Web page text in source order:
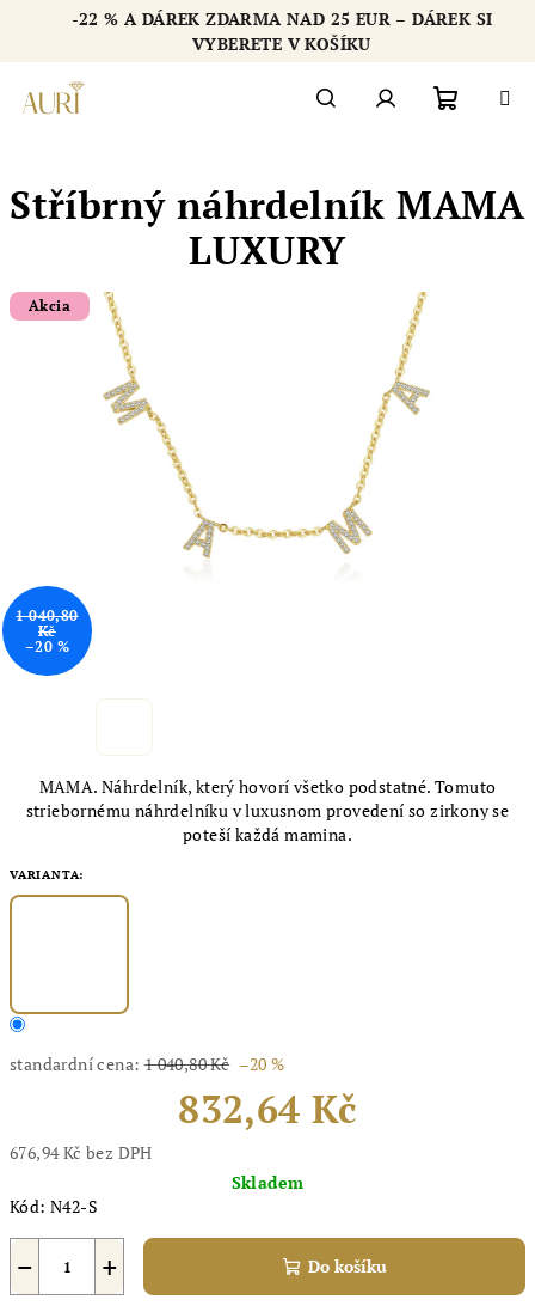
-22 % A DÁREK ZDARMA NAD 25 EUR – DÁREK SI
VYBERETE V KOŠÍKU
košík
MAMA. Náhrdelník, který hovorí všetko podstatné. Tomuto
striebornému náhrdelníku v luxusnom provedení so zirkony se
poteší každá mamina.
VARIANTA:
standardní cena: 1 040,80 Kč –20 %
832,64 Kč
676,94 Kč bez DPH
cena:
Skladem
Kód: N42-S
+
− Do košíku
Stříbrný náhrdelník MAMA
LUXURY
Akcia
1 040,80
Kč
–20 %
Chatbot šperkovnice AURI